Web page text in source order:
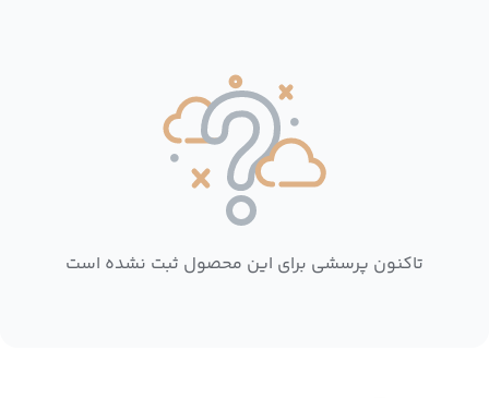
تاکنون پرسشی برای این محصول ثبت نشده است